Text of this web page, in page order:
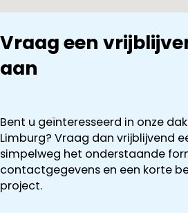
Vraag een
aan
Bent u geïnteresseerd in onze
Limburg? Vraag dan vrijblijvend
simpelweg het onderstaande
contactgegevens en een korte
project.